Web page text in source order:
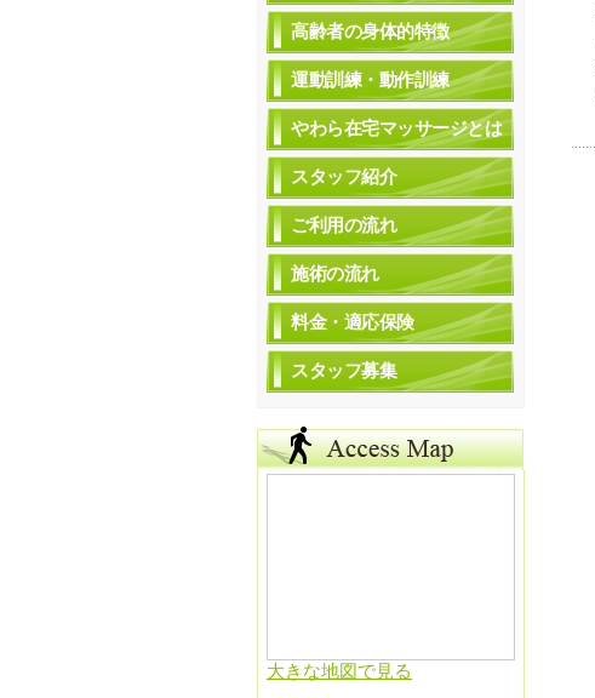
高齢者の身体的特徴
運動訓練・動作訓練
やわら在宅マッサージとは
スタッフ紹介
ご利用の流れ
施術の流れ
料金・適応保険
スタッフ募集
大きな地図で見る